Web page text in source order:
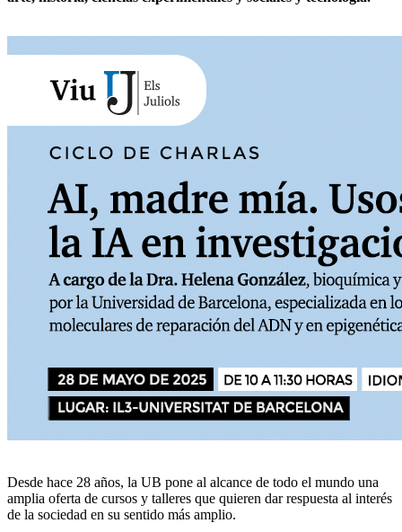
Desde hace 28 años, la UB pone al alcance de todo el mundo una
amplia oferta de cursos y talleres que quieren dar respuesta al interés
de la sociedad en su sentido más amplio.